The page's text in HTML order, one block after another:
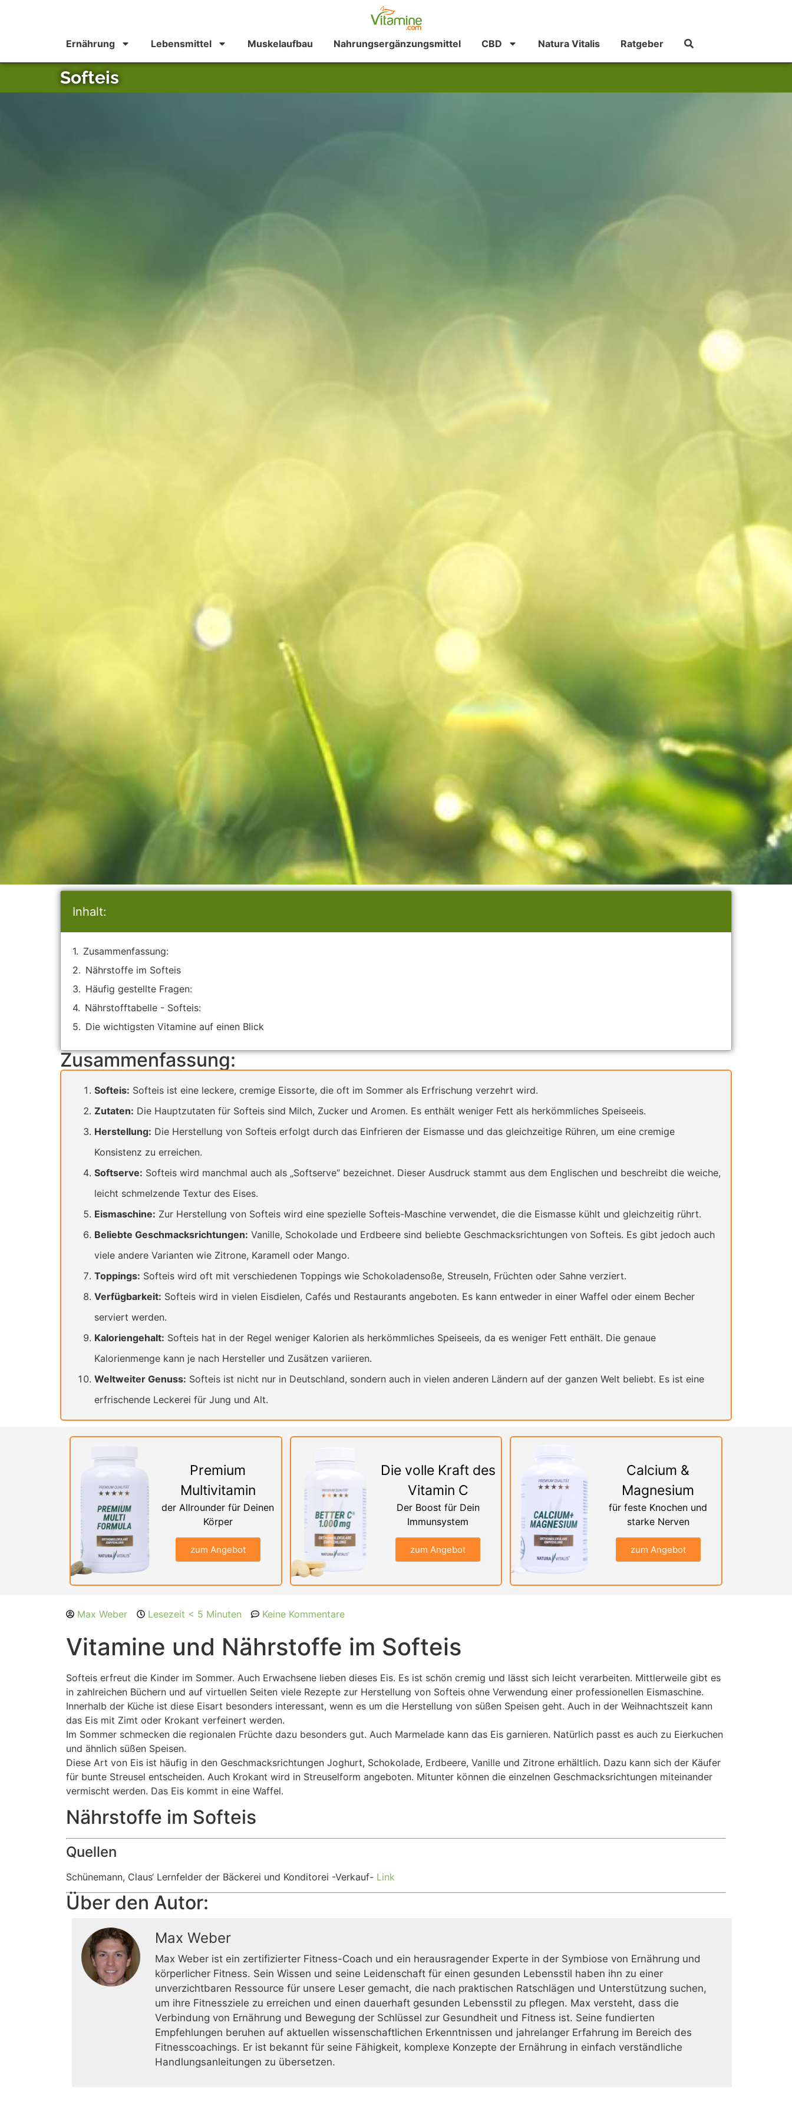
Ernährung Lebensmittel Muskelaufbau Nahrungsergänzungsmittel CBD Natura Vitalis Ratgeber
Softeis
Inhalt:
Zusammenfassung:
Nährstoffe im Softeis
Häufig gestellte Fragen:
Nährstofftabelle - Softeis:
Die wichtigsten Vitamine auf einen Blick
Zusammenfassung:
Softeis: Softeis ist eine leckere, cremige Eissorte, die oft im Sommer als Erfrischung verzehrt wird.
Zutaten: Die Hauptzutaten für Softeis sind Milch, Zucker und Aromen. Es enthält weniger Fett als herkömmliches Speiseeis.
Herstellung: Die Herstellung von Softeis erfolgt durch das Einfrieren der Eismasse und das gleichzeitige Rühren, um eine cremige
Konsistenz zu erreichen.
Softserve: Softeis wird manchmal auch als „Softserve“ bezeichnet. Dieser Ausdruck stammt aus dem Englischen und beschreibt die weiche,
leicht schmelzende Textur des Eises.
Eismaschine: Zur Herstellung von Softeis wird eine spezielle Softeis-Maschine verwendet, die die Eismasse kühlt und gleichzeitig rührt.
Beliebte Geschmacksrichtungen: Vanille, Schokolade und Erdbeere sind beliebte Geschmacksrichtungen von Softeis. Es gibt jedoch auch
viele andere Varianten wie Zitrone, Karamell oder Mango.
Toppings: Softeis wird oft mit verschiedenen Toppings wie Schokoladensoße, Streuseln, Früchten oder Sahne verziert.
Verfügbarkeit: Softeis wird in vielen Eisdielen, Cafés und Restaurants angeboten. Es kann entweder in einer Waffel oder einem Becher
serviert werden.
Kaloriengehalt: Softeis hat in der Regel weniger Kalorien als herkömmliches Speiseeis, da es weniger Fett enthält. Die genaue
Kalorienmenge kann je nach Hersteller und Zusätzen variieren.
Weltweiter Genuss: Softeis ist nicht nur in Deutschland, sondern auch in vielen anderen Ländern auf der ganzen Welt beliebt. Es ist eine
erfrischende Leckerei für Jung und Alt.
Premium
Multivitamin
der Allrounder für Deinen
Körper
zum Angebot
Die volle Kraft des
Vitamin C
Der Boost für Dein
Immunsystem
zum Angebot
Calcium &
Magnesium
für feste Knochen und
starke Nerven
zum Angebot
Max Weber Lesezeit < 5 Minuten Keine Kommentare
Vitamine und Nährstoffe im Softeis
Softeis erfreut die Kinder im Sommer. Auch Erwachsene lieben dieses Eis. Es ist schön cremig und lässt sich leicht verarbeiten. Mittlerweile gibt es
in zahlreichen Büchern und auf virtuellen Seiten viele Rezepte zur Herstellung von Softeis ohne Verwendung einer professionellen Eismaschine.
Innerhalb der Küche ist diese Eisart besonders interessant, wenn es um die Herstellung von süßen Speisen geht. Auch in der Weihnachtszeit kann
das Eis mit Zimt oder Krokant verfeinert werden.
Im Sommer schmecken die regionalen Früchte dazu besonders gut. Auch Marmelade kann das Eis garnieren. Natürlich passt es auch zu Eierkuchen
und ähnlich süßen Speisen.
Diese Art von Eis ist häufig in den Geschmacksrichtungen Joghurt, Schokolade, Erdbeere, Vanille und Zitrone erhältlich. Dazu kann sich der Käufer
für bunte Streusel entscheiden. Auch Krokant wird in Streuselform angeboten. Mitunter können die einzelnen Geschmacksrichtungen miteinander
vermischt werden. Das Eis kommt in eine Waffel.
Nährstoffe im Softeis
Quellen
Schünemann, Claus‘ Lernfelder der Bäckerei und Konditorei -Verkauf- Link
Über den Autor:
Max Weber
Max Weber ist ein zertifizierter Fitness-Coach und ein herausragender Experte in der Symbiose von Ernährung und
körperlicher Fitness. Sein Wissen und seine Leidenschaft für einen gesunden Lebensstil haben ihn zu einer
unverzichtbaren Ressource für unsere Leser gemacht, die nach praktischen Ratschlägen und Unterstützung suchen,
um ihre Fitnessziele zu erreichen und einen dauerhaft gesunden Lebensstil zu pflegen. Max versteht, dass die
Verbindung von Ernährung und Bewegung der Schlüssel zur Gesundheit und Fitness ist. Seine fundierten
Empfehlungen beruhen auf aktuellen wissenschaftlichen Erkenntnissen und jahrelanger Erfahrung im Bereich des
Fitnesscoachings. Er ist bekannt für seine Fähigkeit, komplexe Konzepte der Ernährung in einfach verständliche
Handlungsanleitungen zu übersetzen.